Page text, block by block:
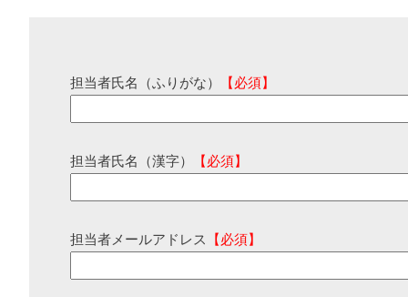
担当者氏名（ふりがな） 【必須】
担当者氏名（漢字） 【必須】
担当者メールアドレス 【必須】